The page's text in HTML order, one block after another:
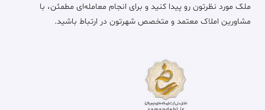
ملک مورد نظرتون رو پیدا کنید و برای انجام معامله‌ای مطمئن، با
مشاورین املاک معتمد و متخصص شهرتون در ارتباط باشید.